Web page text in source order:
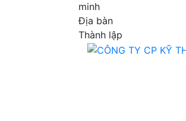
minh
Địa bàn
Thành lập